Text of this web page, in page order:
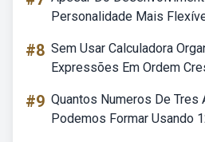
Personalidade Mais
#8 Sem Usar Calculadora
Expressões Em Ordem
#9 Quantos Numeros De
Podemos Formar Usando